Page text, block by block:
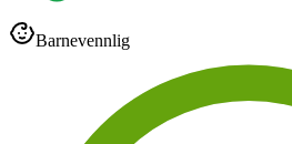
Barnevennlig